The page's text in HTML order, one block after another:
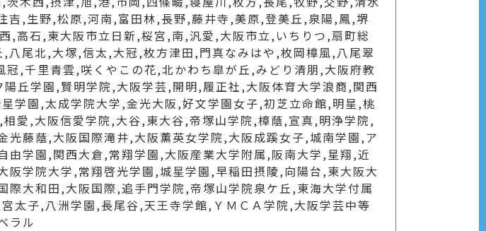
,生野,松原,河南,富田林,長野,藤井寺,美原,登美丘,泉陽,鳳,堺
,高石,東大阪市立日新,桜宮,南,汎愛,大阪市立,いちりつ,扇町総
尾北,大塚,信太,大冠,枚方津田,門真なみはや,枚岡樟風,八尾翠
,千里青雲,咲くやこの花,北かわち皐が丘,みどり清朋,大阪府教
丘学園,賢明学院,大阪学芸,開明,履正社,大阪体育大学浪商,関西
学園,太成学院大学,金光大阪,好文学園女子,初芝立命館,明星,桃
愛,大阪信愛学院,大谷,東大谷,帝塚山学院,樟蔭,宣真,明浄学院,
藤蔭,大阪国際滝井,大阪薫英女学院,大阪成蹊女子,城南学園,ア
学園,関西大倉,常翔学園,大阪産業大学附属,阪南大学,星翔,近
学院大学,常翔啓光学園,城星学園,早稲田摂陵,向陽台,東大阪大
大和田,大阪国際,追手門学院,帝塚山学院泉ケ丘,東海大学付属
太子,八洲学園,長尾谷,天王寺学館,ＹＭＣＡ学院,大阪学芸中等
ラル